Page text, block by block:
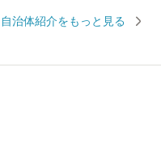
する自然・歴史・文化が薫
自治体紹介をもっと見る